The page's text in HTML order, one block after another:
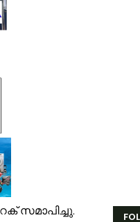
വീണ്ടും കുത്തനെ
സന്നദ്ധ
പഴയ വാഹനങ്ങൾ
വില നാൽപതിൽനിന്ന് 65-
ടൈംടേബിൾ
നടപടികള്‍
സമാപിച്ചു.